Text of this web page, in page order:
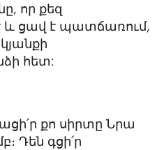
որ քեզ
և ցավ է պատճառում,
հետ:
քո սիրտը Նրա
Դեն գցի՛ր